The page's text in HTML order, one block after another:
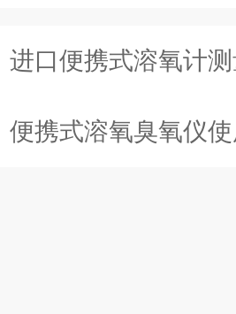
进口便携式溶氧计
便携式溶氧臭氧仪使用